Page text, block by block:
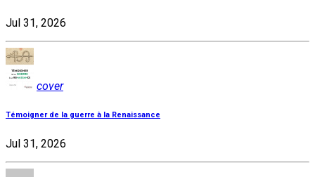
Jul 31, 2026
cover
Témoigner de la guerre à la Renaissance
Jul 31, 2026